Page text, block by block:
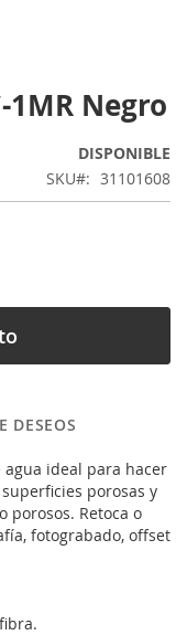
1MR Negro
DISPONIBLE
SKU
31101608
DESEOS
ideal para hacer
porosas y
porosos. Retoca o
fotograbado, offset